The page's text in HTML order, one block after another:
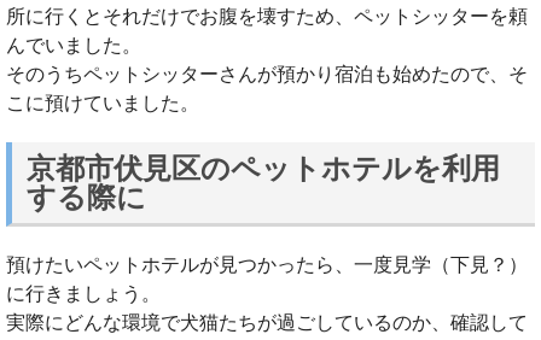
所に行くとそれだけでお腹を壊すため、ペットシッターを頼
んでいました。
そのうちペットシッターさんが預かり宿泊も始めたので、そ
こに預けていました。
京都市伏見区のペットホテルを利用
する際に
預けたいペットホテルが見つかったら、一度見学（下見？）
に行きましょう。
実際にどんな環境で犬猫たちが過ごしているのか、確認して